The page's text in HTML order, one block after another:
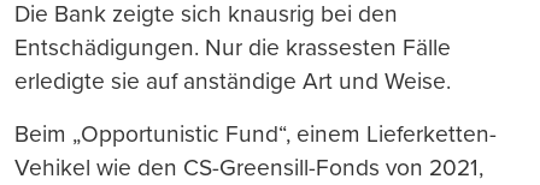
Die Bank zeigte sich knausrig bei den
Entschädigungen. Nur die krassesten Fälle
erledigte sie auf anständige Art und Weise.
Beim „Opportunistic Fund“, einem Lieferketten-
Vehikel wie den CS-Greensill-Fonds von 2021,